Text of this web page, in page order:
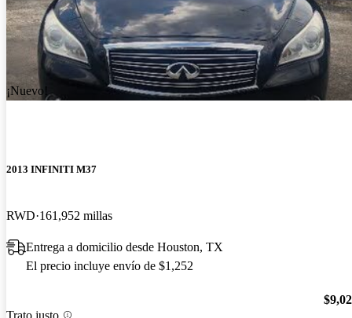
¡Nuevo!
2013 INFINITI M37
RWD 161,952 millas
Entrega a domicilio desde Houston, TX
El precio incluye envío de $1,252
Trato justo